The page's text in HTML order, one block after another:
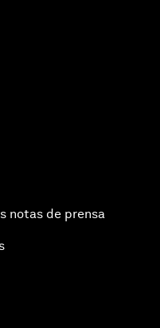
notas de prensa